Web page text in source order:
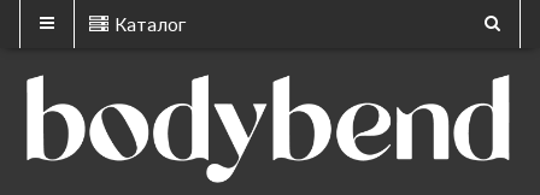
Каталог